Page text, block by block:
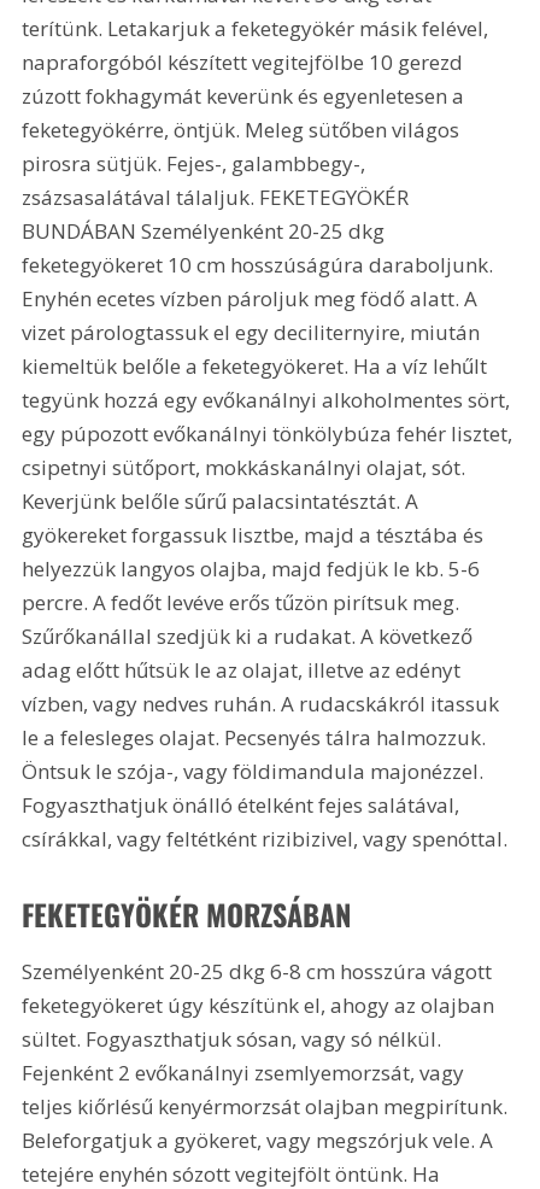
terítünk. Letakarjuk a feketegyökér másik felével,
napraforgóból készített vegitejfölbe 10 gerezd
zúzott fokhagymát keverünk és egyenletesen a
feketegyökérre, öntjük. Meleg sütőben világos
pirosra sütjük. Fejes-, galambbegy-,
zsázsasalátával tálaljuk. FEKETEGYÖKÉR
BUNDÁBAN Személyenként 20-25 dkg
feketegyökeret 10 cm hosszúságúra daraboljunk.
Enyhén ecetes vízben pároljuk meg födő alatt. A
vizet párologtassuk el egy deciliternyire, miután
kiemeltük belőle a feketegyökeret. Ha a víz lehűlt
tegyünk hozzá egy evőkanálnyi alkoholmentes sört,
egy púpozott evőkanálnyi tönkölybúza fehér lisztet,
csipetnyi sütőport, mokkáskanálnyi olajat, sót.
Keverjünk belőle sűrű palacsintatésztát. A
gyökereket forgassuk lisztbe, majd a tésztába és
helyezzük langyos olajba, majd fedjük le kb. 5-6
percre. A fedőt levéve erős tűzön pirítsuk meg.
Szűrőkanállal szedjük ki a rudakat. A következő
adag előtt hűtsük le az olajat, illetve az edényt
vízben, vagy nedves ruhán. A rudacskákról itassuk
le a felesleges olajat. Pecsenyés tálra halmozzuk.
Öntsuk le szója-, vagy földimandula majonézzel.
Fogyaszthatjuk önálló ételként fejes salátával,
csírákkal, vagy feltétként rizibizivel, vagy spenóttal.
FEKETEGYÖKÉR MORZSÁBAN
Személyenként 20-25 dkg 6-8 cm hosszúra vágott
feketegyökeret úgy készítünk el, ahogy az olajban
sültet. Fogyaszthatjuk sósan, vagy só nélkül.
Fejenként 2 evőkanálnyi zsemlyemorzsát, vagy
teljes kiőrlésű kenyérmorzsát olajban megpirítunk.
Beleforgatjuk a gyökeret, vagy megszórjuk vele. A
tetejére enyhén sózott vegitejfölt öntünk. Ha